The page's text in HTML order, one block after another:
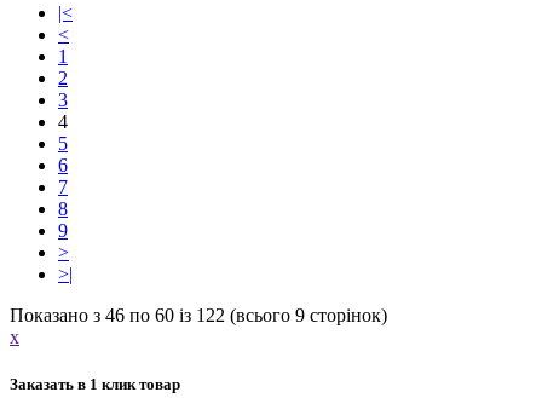
|<
<
1
2
3
4
5
6
7
8
9
>
>|
Показано з 46 по 60 із 122 (всього 9 сторінок)
x
Заказать в 1 клик товар